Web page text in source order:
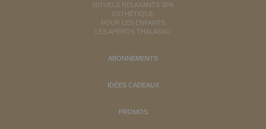
RITUELS RELAXANTS SPA
ESTHÉTIQUE
POUR LES ENFANTS
LES APÉROS THALASSO
ABONNEMENTS
IDÉES CADEAUX
PROMOS